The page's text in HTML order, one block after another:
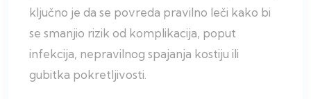
ključno je da se povreda pravilno leči kako bi
se smanjio rizik od komplikacija, poput
infekcija, nepravilnog spajanja kostiju ili
gubitka pokretljivosti.